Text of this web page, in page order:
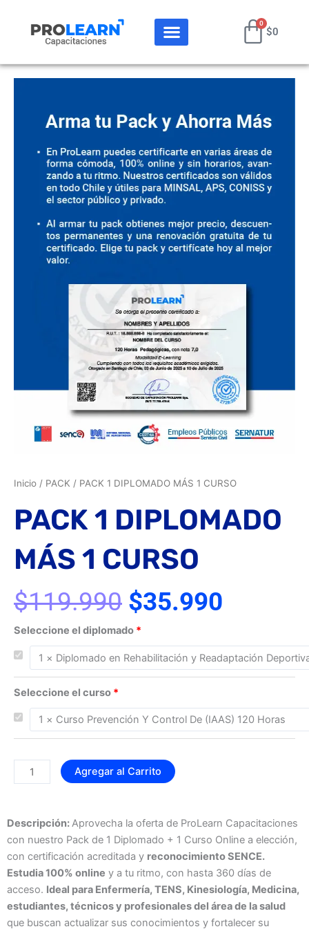
contenido
$0
0
Cart
Inicio / PACK / PACK 1 DIPLOMADO MÁS 1 CURSO
PACK 1 DIPLOMADO
MÁS 1 CURSO
$119.990 El
precio
original
era:
$119.990.
$35.990
es:
Seleccione el diplomado
Seleccione el curso
DIPLOMADO
MÁS
1
CURSO
cantidad
Agregar al Carrito
Descripción:Aprovecha la oferta de ProLearn Capacitaciones
con nuestro Pack de 1 Diplomado + 1 Curso Online a elección,
con certificación acreditada y reconocimiento SENCE.
Estudia 100% online y a tu ritmo, con hasta 360 días de
acceso. Ideal para Enfermería, TENS, Kinesiología, Medicina,
estudiantes, técnicos y profesionales del área de la salud
que buscan actualizar sus conocimientos y fortalecer su